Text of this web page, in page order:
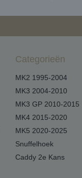
Categorieën
MK2 1995-2004
MK3 2004-2010
MK3 GP 2010-2015
MK4 2015-2020
MK5 2020-2025
Snuffelhoek
Caddy 2e Kans